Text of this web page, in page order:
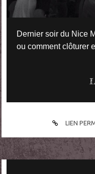
Dernier soir du Nice
ou comment clôturer
LIEN